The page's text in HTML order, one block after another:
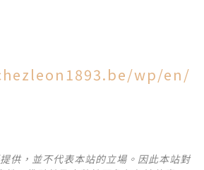
wp/en/
供，並不代表本站的立場。因此本站對